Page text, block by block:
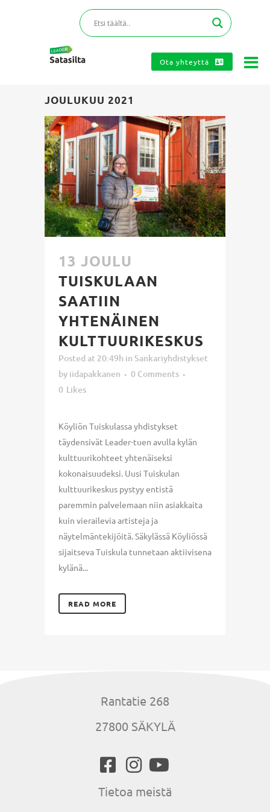
Ota yhteyttä
JOULUKUU 2021
13 JOULU
TUISKULAAN
SAATIIN
YHTENÄINEN
KULTTUURIKESKUS
Posted at 20:49h in Sankariyhdistykset
by iidapakkanen
0 Comments
0 Likes
Köyliön Tuiskulassa yhdistykset
täydensivät Leader-tuen avulla kylän
kulttuurikohteet yhtenäiseksi
kokonaisuudeksi. Uusi Tuiskulan
kulttuurikeskus pystyy entistä
paremmin palvelemaan niin asiakkaita
kuin vierailevia artisteja ja
näytelmäntekijöitä. Säkylässä Köyliössä
sijaitseva Tuiskula tunnetaan aktiivisena
kylänä...
READ MORE
Rantatie 268
27800 SÄKYLÄ
Tietoa meistä